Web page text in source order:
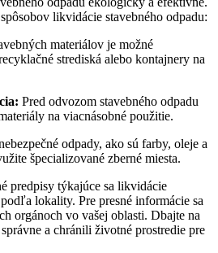
likvidácie stavebného odpadu:
materiálov je možné
strediská alebo kontajnery na
Pred odvozom stavebného odpadu
na viacnásobné použitie.
odpady, ako sú farby, oleje a
špecializované zberné miesta.
predpisy týkajúce sa likvidácie
lokality. Pre presné informácie sa
orgánoch vo vašej oblasti. Dbajte na
a chránili životné prostredie pre